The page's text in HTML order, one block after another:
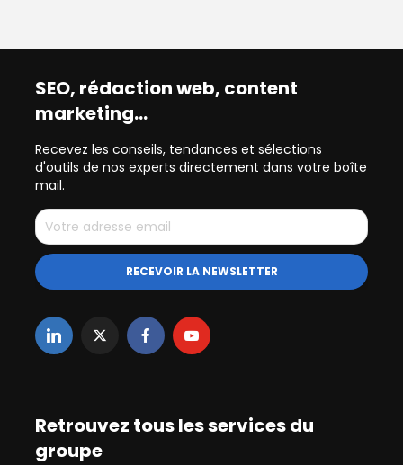
SEO, rédaction web, content
marketing…
Recevez les conseils, tendances et sélections
d'outils de nos experts directement dans votre boîte
mail.
Retrouvez tous les services du
groupe